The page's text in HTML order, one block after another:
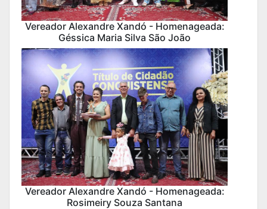
Vereador Alexandre Xandó - Homenageada:
Géssica Maria Silva São João
Vereador Alexandre Xandó - Homenageada:
Rosimeiry Souza Santana